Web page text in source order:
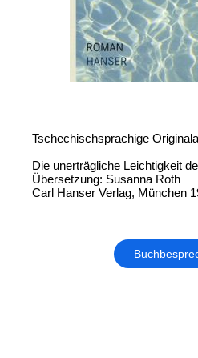
Tschechischsprachige
Die unerträgliche Leichtigkeit
Übersetzung: Susanna Roth
Carl Hanser Verlag, München